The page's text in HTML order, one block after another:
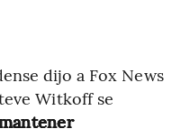
dijo a Fox News
Witkoff se